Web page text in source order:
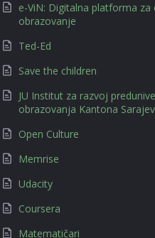
e-ViN: Digitalna platforma
obrazovanje
Ted-Ed
Save the children
JU Institut za razvoj
obrazovanja Kantona
Open Culture
Memrise
Udacity
Coursera
Matematičari